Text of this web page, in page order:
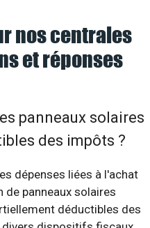
nos centrales
et réponses
panneaux solaires
des impôts ?
dépenses liées à l'achat
de panneaux solaires
déductibles des